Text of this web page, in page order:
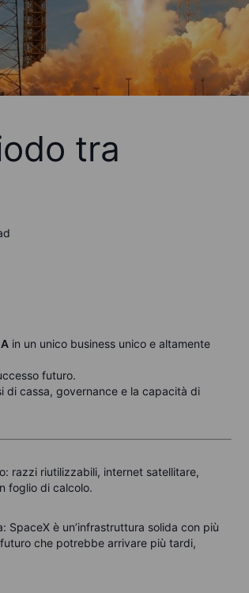
tra
in un unico business unico e altamente
futuro.
di cassa, governance e la capacità di
razzi riutilizzabili, internet satellitare,
foglio di calcolo.
è un’infrastruttura solida con più
che potrebbe arrivare più tardi,